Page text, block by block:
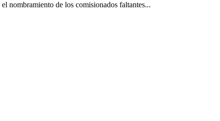
nombramiento de los comisionados faltantes...